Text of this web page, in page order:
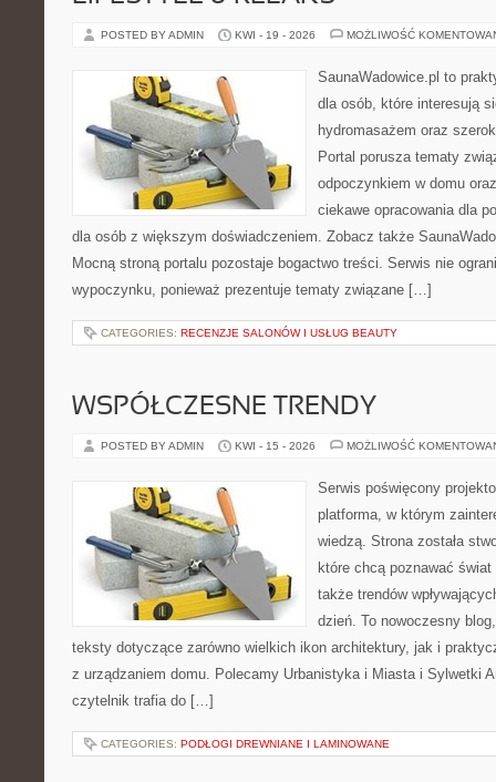
POSTED BY ADMIN KWI - 19 - 2026 MOŻLIWOŚĆ
SaunaWadowice.pl to
dla osób, które interesują
hydromasażem oraz
Portal porusza tematy
odpoczynkiem w domu
ciekawe opracowania dla
dla osób z większym doświadczeniem. Zobacz także
Mocną stroną portalu pozostaje bogactwo treści. Serwis nie
wypoczynku, ponieważ prezentuje tematy związane […]
CATEGORIES: RECENZJE SALONÓW I USŁUG BEAUTY
WSPÓŁCZESNE TRENDY
POSTED BY ADMIN KWI - 15 - 2026 MOŻLIWOŚĆ
Serwis poświęcony
platforma, w którym
wiedzą. Strona została
które chcą poznawać
także trendów
dzień. To nowoczesny
teksty dotyczące zarówno wielkich ikon architektury, jak i
z urządzaniem domu. Polecamy Urbanistyka i Miasta i Sylwetki
czytelnik trafia do […]
CATEGORIES: PODŁOGI DREWNIANE I LAMINOWANE